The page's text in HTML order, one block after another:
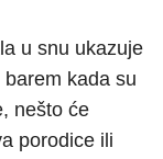
u snu ukazuje
kada su
nešto će
porodice ili